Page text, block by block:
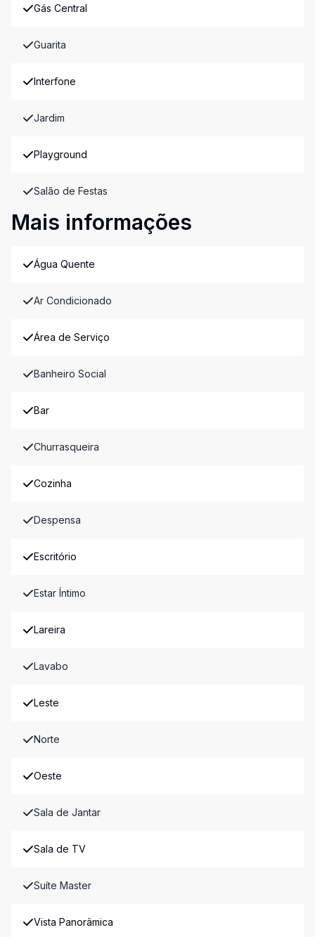
Gás Central
Guarita
Interfone
Jardim
Playground
Salão de Festas
Mais informações
Água Quente
Ar Condicionado
Área de Serviço
Banheiro Social
Bar
Churrasqueira
Cozinha
Despensa
Escritório
Estar Íntimo
Lareira
Lavabo
Leste
Norte
Oeste
Sala de Jantar
Sala de TV
Suíte Master
Vista Panorâmica